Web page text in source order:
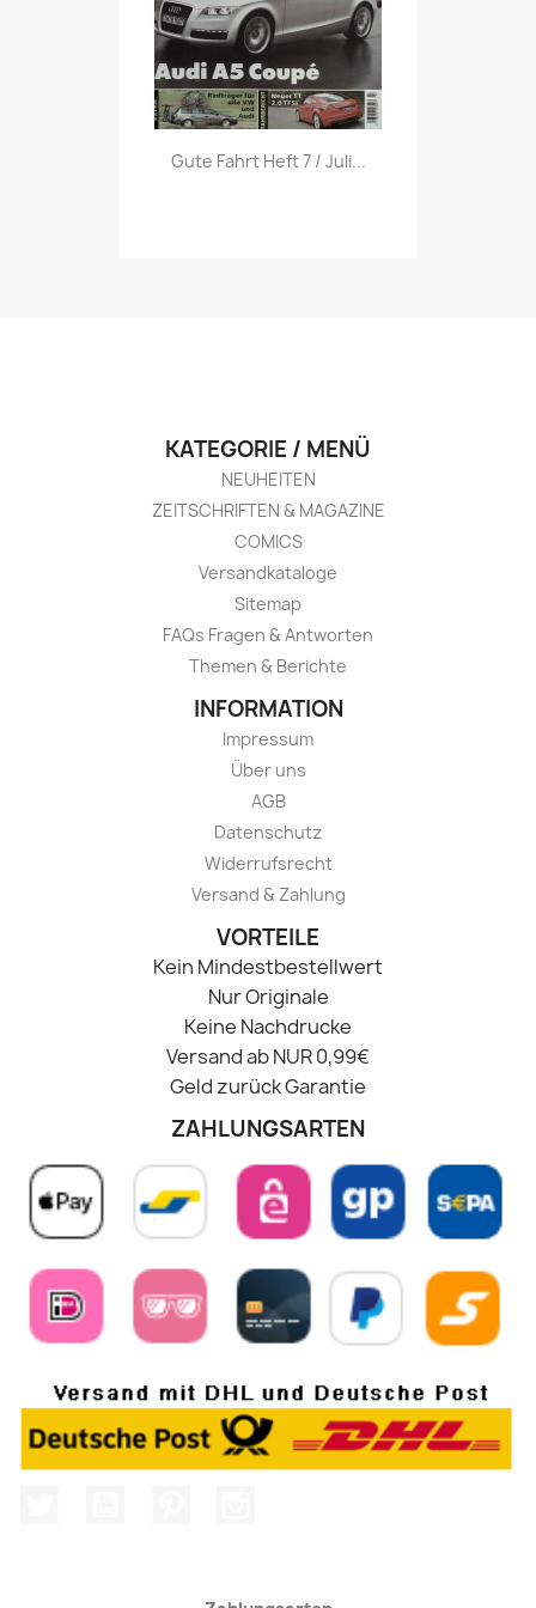
Vorschau
Gute Fahrt Heft 7 / Juli...
KATEGORIE / MENÜ
NEUHEITEN
ZEITSCHRIFTEN & MAGAZINE
COMICS
Versandkataloge
Sitemap
FAQs Fragen & Antworten
Themen & Berichte
INFORMATION
Impressum
Über uns
AGB
Datenschutz
Widerrufsrecht
Versand & Zahlung
VORTEILE
Kein Mindestbestellwert
Nur Originale
Keine Nachdrucke
Versand ab NUR 0,99€
Geld zurück Garantie
ZAHLUNGSARTEN